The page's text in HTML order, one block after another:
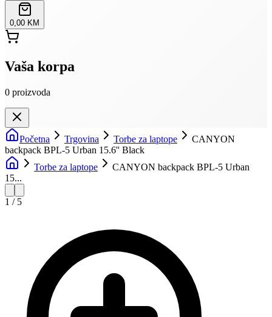
0,00 KM
Vaša korpa
0 proizvoda
Početna Trgovina Torbe za laptope
CANYON
backpack BPL-5 Urban 15.6'' Black
Torbe za laptope
CANYON backpack BPL-5 Urban
15...
1 / 5